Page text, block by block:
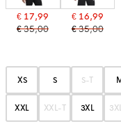
€ 17,99
€ 35,00
€ 16,99
€ 35,00
XS S S-T
XXL XXL-T 3XL